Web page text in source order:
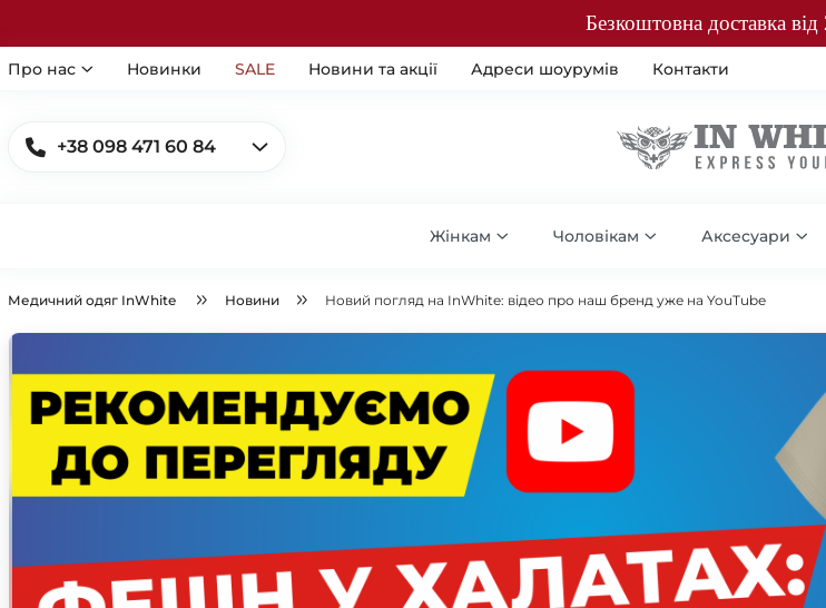
Безкоштовна доставка
Про нас Новинки SALE Новини та акції Адреси шоурумів Контакти
+38 098 471 60 84
Жінкам Чоловікам Аксесуари
Медичний одяг InWhite Новини Новий погляд на InWhite: відео про наш бренд уже на YouTube